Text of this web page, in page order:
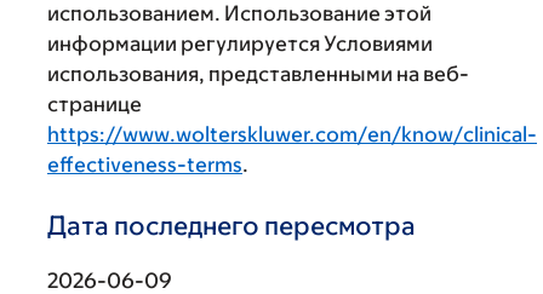
использованием. Использование этой
информации регулируется Условиями
использования, представленными на веб-
странице
https://www.wolterskluwer.com/en/know/clinical-
effectiveness-terms.
Дата последнего пересмотра
2026-06-09